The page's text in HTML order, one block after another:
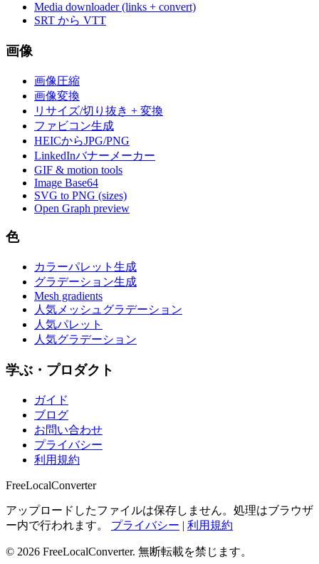
Media downloader (links + convert)
SRT から VTT
画像
画像圧縮
画像変換
リサイズ/切り抜き + 変換
ファビコン生成
HEICからJPG/PNG
LinkedInバナーメーカー
GIF & motion tools
Image Base64
SVG to PNG (sizes)
Open Graph preview
色
カラーパレット生成
グラデーション生成
Mesh gradients
人気メッシュグラデーション
人気パレット
人気グラデーション
学ぶ・プロダクト
ガイド
ブログ
お問い合わせ
プライバシー
利用規約
FreeLocalConverter
アップロードしたファイルは保存しません。処理はブラウザ
ー内で行われます。
プライバシー | 利用規約
© 2026 FreeLocalConverter. 無断転載を禁じます。